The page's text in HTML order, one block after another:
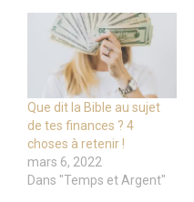
Que dit la Bible au sujet
de tes finances ? 4
choses à retenir !
mars 6, 2022
Dans "Temps et Argent"